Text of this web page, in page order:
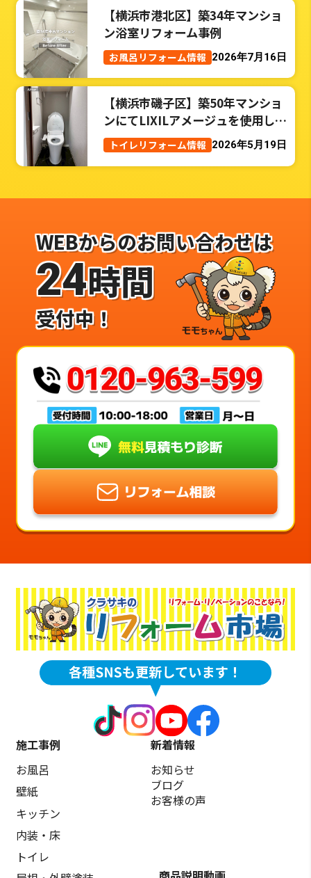
【横浜市港北区】築34年マンショ
ン浴室リフォーム事例
お風呂リフォーム情報 2026年7月16日
【横浜市磯子区】築50年マンショ
ンにてLIXILアメージュを使用した
トイレリフォーム事例
トイレリフォーム情報 2026年5月19日
WEBからのお問い合わせは
24時間
受付中！
施工事例
お風呂
壁紙
キッチン
内装・床
トイレ
新着情報
お知らせ
ブログ
お客様の声